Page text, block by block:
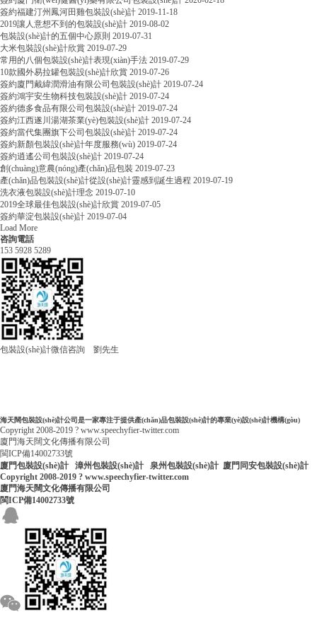
簽約福建汀州鳳河田雞包裝設(shè)計 2019-11-18
2019讓人意想不到的包裝設(shè)計 2019-08-02
包裝設(shè)計的五個中心原則 2019-07-31
大米包裝設(shè)計欣賞 2019-07-29
常用的八個包裝設(shè)計表現(xiàn)手法 2019-07-29
10款國外易拉罐包裝設(shè)計欣賞 2019-07-26
簽約廈門戴緯潤滑油有限公司包裝設(shè)計 2019-07-24
簽約鴻宇安生物科技包裝設(shè)計 2019-07-24
簽約德多食品有限公司包裝設(shè)計 2019-07-24
簽約江西遂川湯湖茶業(yè)包裝設(shè)計 2019-07-24
簽約當代集團旗下公司包裝設(shè)計 2019-07-24
簽約新顏包裝設(shè)計年度服務(wù) 2019-07-24
簽約逍遙公司包裝設(shè)計 2019-07-24
創(chuàng)意農(nóng)產(chǎn)品包裝 2019-07-23
產(chǎn)品包裝設(shè)計從設(shè)計靈感到誕生過程 2019-07-19
洗衣液包裝設(shè)計理念 2019-07-10
2019全球最佳包裝設(shè)計欣賞 2019-07-05
簽約華淀包裝設(shè)計 2019-07-04
Load More
咨詢電話
153 5928 5289
包裝設(shè)計微信咨詢 劉先生
海天闊包裝設(shè)計公司是一家專注于提供產(chǎn)品包裝設(shè)計的專業(yè)設(shè)計機構(gòu)
Copyright 2008-2019 ? www.speechyfier-twitter.com
廈門海天闊文化傳播有限公司
閩ICP備14002733號
廈門包裝設(shè)計
漳州包裝設(shè)計 泉州包裝設(shè)計 廈門同安包裝設(shè)計
Copyright 2008-2019 ? www.speechyfier-twitter.com
廈門海天闊文化傳播有限公司
閩ICP備14002733號